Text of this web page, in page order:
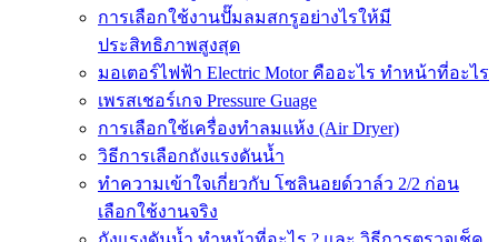
การเลือกใช้งานปั๊มลมสกรูอย่างไรให้มี
ประสิทธิภาพสูงสุด
มอเตอร์ไฟฟ้า Electric Motor คืออะไร ทำหน้าที่อะไร
เพรสเชอร์เกจ Pressure Guage
การเลือกใช้เครื่องทำลมแห้ง (Air Dryer)
วิธีการเลือกถังแรงดันน้ำ
ทำความเข้าใจเกี่ยวกับ โซลินอยด์วาล์ว 2/2 ก่อน
เลือกใช้งานจริง